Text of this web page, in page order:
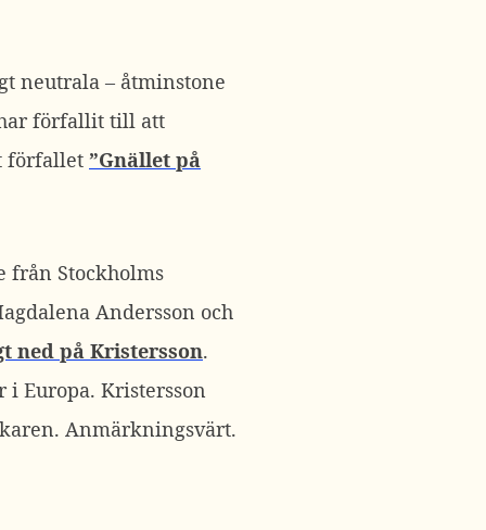
neutrala – åtminstone
har förfallit till att
förfallet ”Gnället på
Stockholms
Andersson och
ned på Kristersson.
Europa. Kristersson
Anmärkningsvärt.